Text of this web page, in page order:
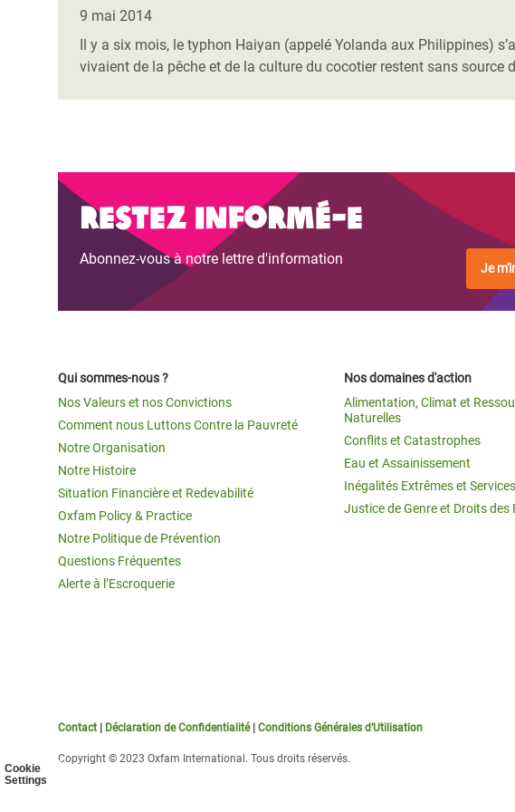
Cookie
Settings
Conflits et Catastrophes
Inégalités Extrêmes et
Services Essentiels
Alimentaire en
l’Est
Crise au Yémen
Crise des Réfugié·es
Soudan du Sud
#MonClimatMonAvenir
Mettons Fin à la Souffrance qui se Cache
Derrière notre Alimentation
9 mai 2014
Il y a six mois, le typhon Haiyan (appelé Yolanda aux Philippines)
vivaient de la pêche et de la culture du cocotier restent sans source
Restez informé-e
Abonnez-vous à notre lettre d'information
Je
Qui sommes-nous ?
Nos Valeurs et nos Convictions
Comment nous Luttons Contre la Pauvreté
Notre Organisation
Notre Histoire
Situation Financière et Redevabilité
Oxfam Policy & Practice
Notre Politique de Prévention
Questions Fréquentes
Alerte à l’Escroquerie
Nos domaines d'action
Alimentation, Climat et
Naturelles
Conflits et Catastrophes
Eau et Assainissement
Inégalités Extrêmes et
Justice de Genre et Droits des
Contact Déclaration de Confidentialité| Conditions Générales d’Utilisation
Copyright © 2023 Oxfam International. Tous droits réservés.